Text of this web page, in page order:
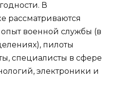
В
рассматриваются
военной службы (в
пилоты
специалисты в сфере
электроники и